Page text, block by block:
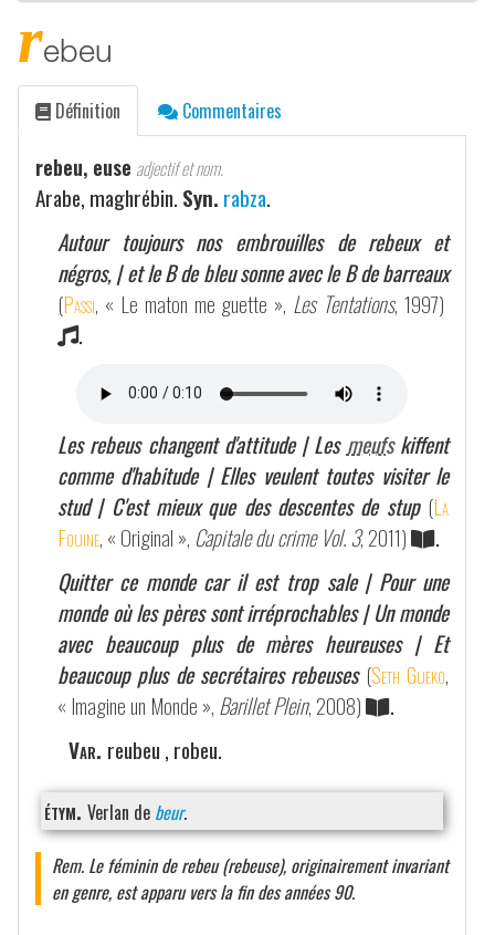
rebeu
Définition Commentaires
rebeu, euse adjectif et nom.
Arabe, maghrébin. Syn. rabza.
Autour toujours nos embrouilles de rebeux et
négros, | et le B de bleu sonne avec le B de barreaux
(Passi, « Le maton me guette », Les Tentations, 1997)
.
Les rebeus changent d'attitude | Les meufskiffent
comme d'habitude | Elles veulent toutes visiter le
stud | C'est mieux que des descentes de stup (La
Fouine, « Original », Capitale du crime Vol. 3, 2011)
.
Quitter ce monde car il est trop sale | Pour une
monde où les pères sont irréprochables | Un monde
avec beaucoup plus de mères heureuses | Et
beaucoup plus de secrétaires rebeuses (Seth Gueko,
« Imagine un Monde », Barillet Plein, 2008)
.
Var. reubeu , robeu.
étym. Verlan de beur.
Rem. Le féminin de rebeu (rebeuse), originairement invariant
en genre, est apparu vers la fin des années 90.